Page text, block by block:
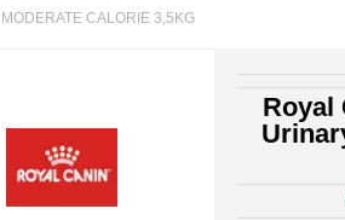
CALORIE 3,5KG
Royal